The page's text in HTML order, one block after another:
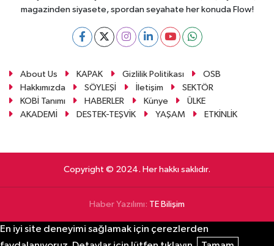
magazinden siyasete, spordan seyahate her konuda Flow!
About Us KAPAK Gizlilik Politikası
OSB
Hakkımızda
SÖYLEŞİ İletişim
SEKTÖR
KOBİ Tanımı
HABERLER Künye
ÜLKE
AKADEMİ
DESTEK-TEŞVİK YAŞAM ETKİNLİK
Copyright © 2024. Her hakkı saklıdır.
Haber Yazılımı: TE Bilişim
En iyi site deneyimi sağlamak için çerezlerden